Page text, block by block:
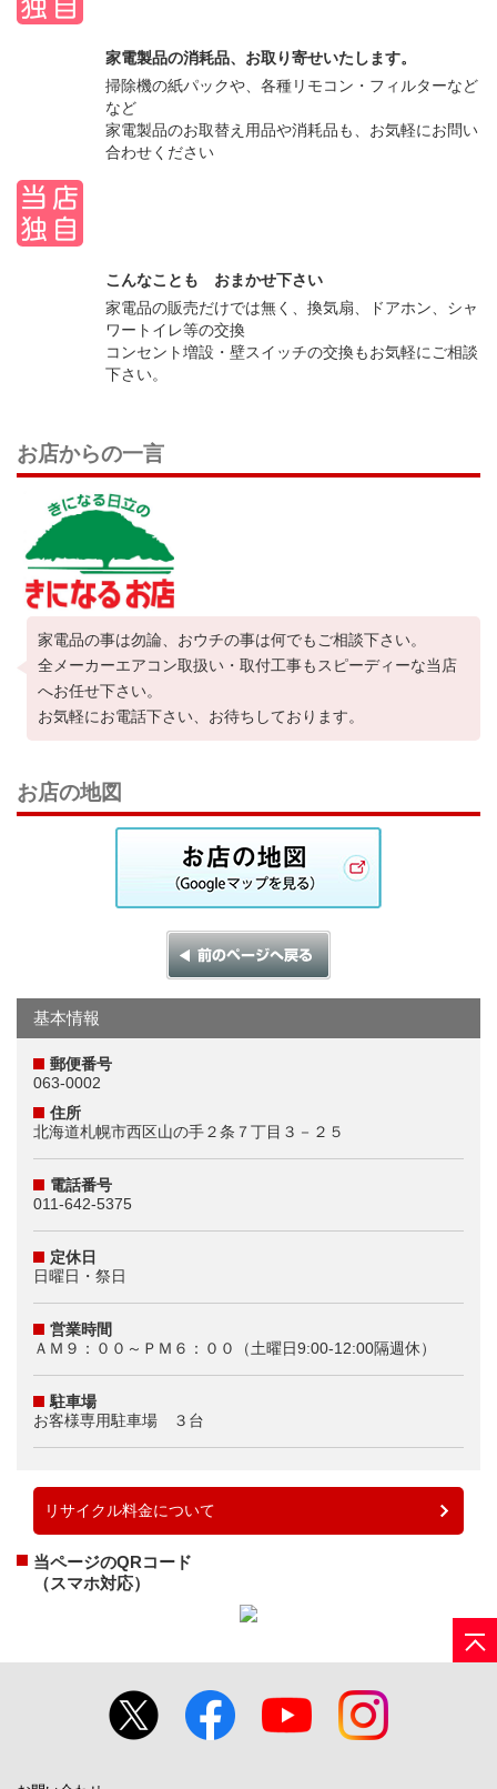
家電製品の消耗品、お取り寄せいたします。
掃除機の紙パックや、各種リモコン・フィルターなど
など
家電製品のお取替え用品や消耗品も、お気軽にお問い
合わせください
こんなことも おまかせ下さい
家電品の販売だけでは無く、換気扇、ドアホン、シャ
ワートイレ等の交換
コンセント増設・壁スイッチの交換もお気軽にご相談
下さい。
お店からの一言
家電品の事は勿論、おウチの事は何でもご相談下さい。
全メーカーエアコン取扱い・取付工事もスピーディーな当店
へお任せ下さい。
お気軽にお電話下さい、お待ちしております。
お店の地図
基本情報
郵便番号
063-0002
住所
北海道札幌市西区山の手２条７丁目３－２５
電話番号
011-642-5375
定休日
日曜日・祭日
営業時間
ＡＭ９：００～ＰＭ６：００（土曜日9:00-12:00隔週休）
駐車場
お客様専用駐車場 ３台
リサイクル料金について
当ページのQRコード
（スマホ対応）